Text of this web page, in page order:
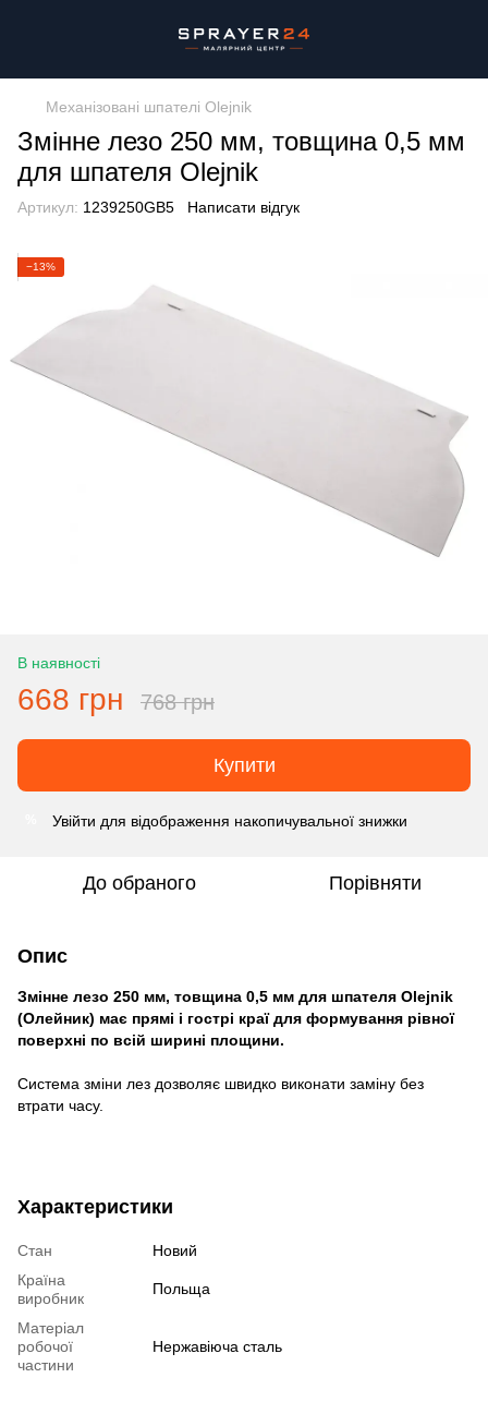
Механізовані шпателі Olejnik
Змінне лезо 250 мм, товщина 0,5 мм
для шпателя Olejnik
Артикул: 1239250GB5 Написати відгук
−13%
В наявності
668 грн 768 грн
Купити
Увійти для відображення накопичувальної знижки
До обраного Порівняти
Опис
Змінне лезо 250 мм, товщина 0,5 мм для шпателя Olejnik
(Олейник) має прямі і гострі краї для формування рівної
поверхні по всій ширині площини.
Система зміни лез дозволяє швидко виконати заміну без
втрати часу.
Характеристики
Стан
Новий
Країна
виробник
Польща
Матеріал
робочої
частини
Нержавіюча сталь